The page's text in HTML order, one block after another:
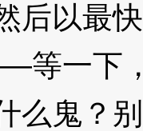
后以最
等一下
么鬼？